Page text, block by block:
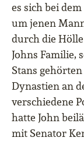
es sich bei
um jenen
durch die
Johns Familie,
Stans
Dynastien an
verschiedene
hatte John
mit Senator